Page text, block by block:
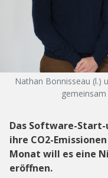
Nathan Bonnisseau (l.)
Das Software-
ihre CO2-
Monat will es eine
eröffnen.